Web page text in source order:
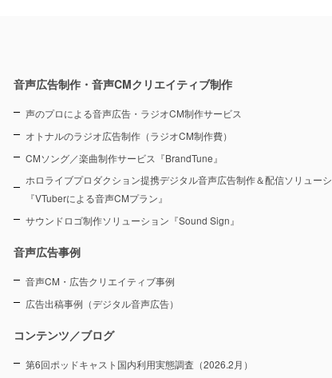
音声広告制作・音声CMクリエイティブ制作
声のプロによる音声広告・ラジオCM制作サービス
オトナルのラジオ広告制作（ラジオCM制作費）
CMソング／楽曲制作サービス『BrandTune』
ホロライブプロダクション提携デジタル音声広告制作＆配信ソリュー
『VTuberによる音声CMプラン』
サウンドロゴ制作ソリューション『Sound Sign』
音声広告事例
音声CM・広告クリエイティブ事例
広告出稿事例（デジタル音声広告）
コンテンツ／ブログ
第6回ポッドキャスト国内利用実態調査（2026.2月）